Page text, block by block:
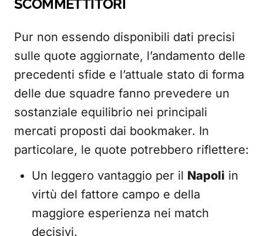
SCOMMETTITORI
Pur non essendo disponibili dati precisi
sulle quote aggiornate, l’andamento delle
precedenti sfide e l’attuale stato di forma
delle due squadre fanno prevedere un
sostanziale equilibrio nei principali
mercati proposti dai bookmaker. In
particolare, le quote potrebbero riflettere:
Un leggero vantaggio per il Napoli in
virtù del fattore campo e della
maggiore esperienza nei match
decisivi.